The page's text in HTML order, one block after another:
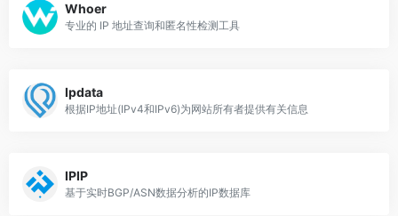
Whoer
专业的 IP 地址查询和匿名性检测工具
Ipdata
根据IP地址(IPv4和IPv6)为网站所有者提供有关信息
IPIP
基于实时BGP/ASN数据分析的IP数据库